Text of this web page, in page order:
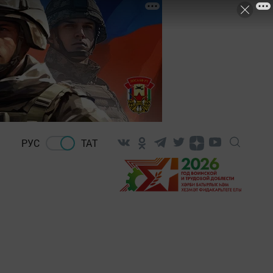
РУС ТАТ